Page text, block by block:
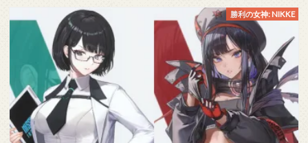
勝利の女神: NIKKE